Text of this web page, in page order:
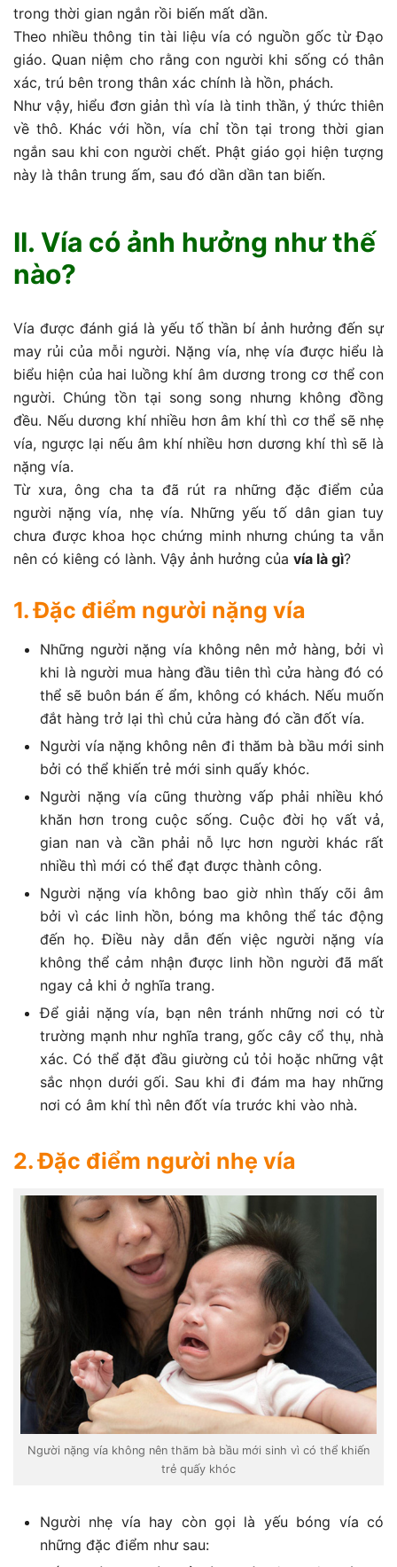
trong thời gian ngắn rồi biến mất dần.
Theo nhiều thông tin tài liệu vía có nguồn gốc từ Đạo
giáo. Quan niệm cho rằng con người khi sống có thân
xác, trú bên trong thân xác chính là hồn, phách.
Như vậy, hiểu đơn giản thì vía là tinh thần, ý thức thiên
về thô. Khác với hồn, vía chỉ tồn tại trong thời gian
ngắn sau khi con người chết. Phật giáo gọi hiện tượng
này là thân trung ấm, sau đó dần dần tan biến.
II. Vía có ảnh hưởng như thế
nào?
Vía được đánh giá là yếu tố thần bí ảnh hưởng đến sự
may rủi của mỗi người. Nặng vía, nhẹ vía được hiểu là
biểu hiện của hai luồng khí âm dương trong cơ thể con
người. Chúng tồn tại song song nhưng không đồng
đều. Nếu dương khí nhiều hơn âm khí thì cơ thể sẽ nhẹ
vía, ngược lại nếu âm khí nhiều hơn dương khí thì sẽ là
nặng vía.
Từ xưa, ông cha ta đã rút ra những đặc điểm của
người nặng vía, nhẹ vía. Những yếu tố dân gian tuy
chưa được khoa học chứng minh nhưng chúng ta vẫn
nên có kiêng có lành. Vậy ảnh hưởng của vía là gì?
1. Đặc điểm người nặng vía
Những người nặng vía không nên mở hàng, bởi vì
khi là người mua hàng đầu tiên thì cửa hàng đó có
thể sẽ buôn bán ế ẩm, không có khách. Nếu muốn
đắt hàng trở lại thì chủ cửa hàng đó cần đốt vía.
Người vía nặng không nên đi thăm bà bầu mới sinh
bởi có thể khiến trẻ mới sinh quấy khóc.
Người nặng vía cũng thường vấp phải nhiều khó
khăn hơn trong cuộc sống. Cuộc đời họ vất vả,
gian nan và cần phải nỗ lực hơn người khác rất
nhiều thì mới có thể đạt được thành công.
Người nặng vía không bao giờ nhìn thấy cõi âm
bởi vì các linh hồn, bóng ma không thể tác động
đến họ. Điều này dẫn đến việc người nặng vía
không thể cảm nhận được linh hồn người đã mất
ngay cả khi ở nghĩa trang.
Để giải nặng vía, bạn nên tránh những nơi có từ
trường mạnh như nghĩa trang, gốc cây cổ thụ, nhà
xác. Có thể đặt đầu giường củ tỏi hoặc những vật
sắc nhọn dưới gối. Sau khi đi đám ma hay những
nơi có âm khí thì nên đốt vía trước khi vào nhà.
2. Đặc điểm người nhẹ vía
Người nặng vía không nên thăm bà bầu mới sinh vì có thể khiến
trẻ quấy khóc
Người nhẹ vía hay còn gọi là yếu bóng vía có
những đặc điểm như sau: